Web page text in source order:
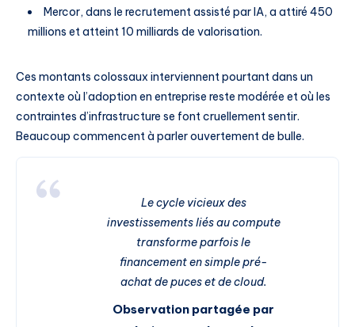
Mercor, dans le recrutement assisté par IA, a attiré 450
millions et atteint 10 milliards de valorisation.
Ces montants colossaux interviennent pourtant dans un
contexte où l’adoption en entreprise reste modérée et où les
contraintes d’infrastructure se font cruellement sentir.
Beaucoup commencent à parler ouvertement de bulle.
Le cycle vicieux des
investissements liés au compute
transforme parfois le
financement en simple pré-
achat de puces et de cloud.
Observation partagée par